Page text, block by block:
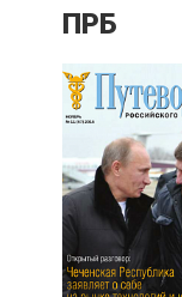
ПРБ